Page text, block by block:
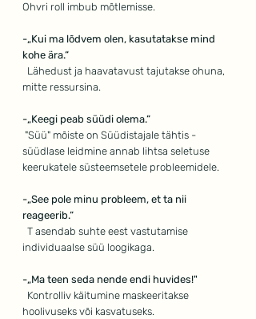
Ohvri roll imbub mõtlemisse.
-„Kui ma lõdvem olen, kasutatakse mind
kohe ära.“
Lähedust ja haavatavust tajutakse ohuna,
mitte ressursina.
-„Keegi peab süüdi olema.“
süüdlase leidmine annab lihtsa seletuse
keerukatele süsteemsetele probleemidele.
-„See pole minu probleem, et ta nii
reageerib.“
T asendab suhte eest vastutamise
individuaalse süü loogikaga.
-„Ma teen seda nende endi huvides!"
Kontrolliv käitumine maskeeritakse
hoolivuseks või kasvatuseks.